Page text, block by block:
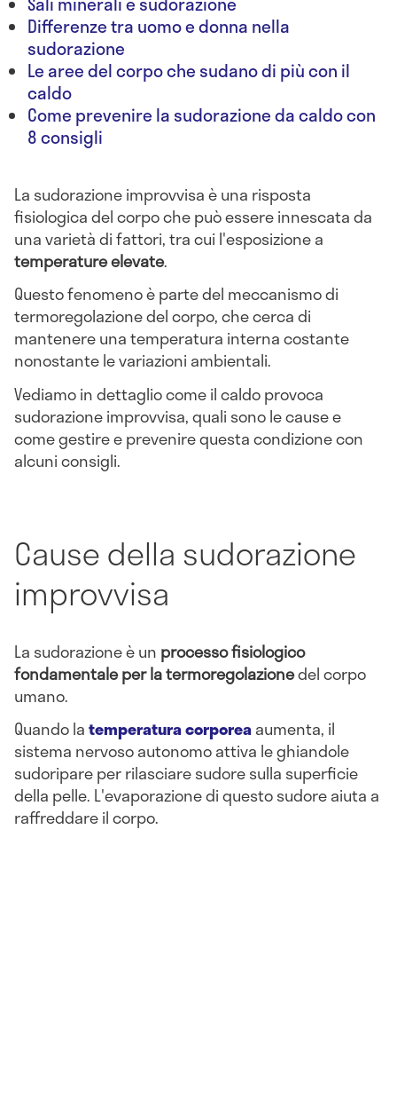
Differenze tra uomo e donna nella
sudorazione
Le aree del corpo che sudano di più con il
caldo
Come prevenire la sudorazione da caldo con
8 consigli
La sudorazione improvvisa è una risposta
fisiologica del corpo che può essere innescata da
una varietà di fattori, tra cui l'esposizione a
temperature elevate.
Questo fenomeno è parte del meccanismo di
termoregolazione del corpo, che cerca di
mantenere una temperatura interna costante
nonostante le variazioni ambientali.
Vediamo in dettaglio come il caldo provoca
sudorazione improvvisa, quali sono le cause e
come gestire e prevenire questa condizione con
alcuni consigli.
Cause della sudorazione
improvvisa
La sudorazione è un processo fisiologico
fondamentale per la termoregolazionedel corpo
umano.
Quando latemperatura corporeaaumenta, il
sistema nervoso autonomo attiva le ghiandole
sudoripare per rilasciare sudore sulla superficie
della pelle. L'evaporazione di questo sudore aiuta a
raffreddare il corpo.